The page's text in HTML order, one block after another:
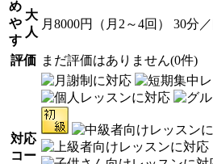
め
や
す
大
人
月8000円（月2～4回） 30分
評価 まだ評価はありません(0件)
対応
コー